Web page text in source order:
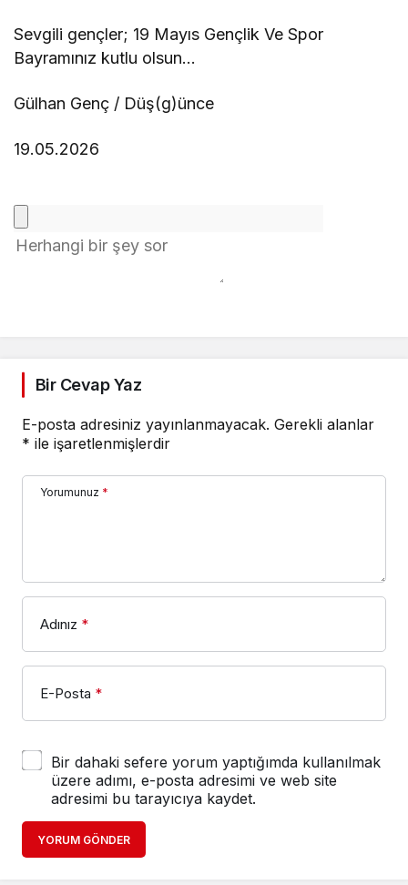
Sevgili gençler; 19 Mayıs Gençlik Ve Spor
Bayramınız kutlu olsun…
Gülhan Genç / Düş(g)ünce
19.05.2026
Bir Cevap Yaz
E-posta adresiniz yayınlanmayacak. Gerekli alanlar
* ile işaretlenmişlerdir
Yorumunuz *
Adınız *
E-Posta *
Bir dahaki sefere yorum yaptığımda kullanılmak
üzere adımı, e-posta adresimi ve web site
adresimi bu tarayıcıya kaydet.
YORUM GÖNDER